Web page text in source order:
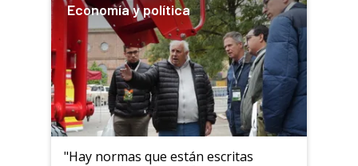
Economía y política
"Hay normas que están escritas